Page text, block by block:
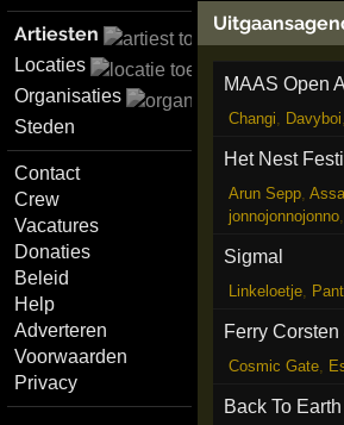
Artiesten
Locaties
Organisaties
Steden
Contact
Crew
Vacatures
Donaties
Beleid
Help
Adverteren
Voorwaarden
Privacy
MAAS Open
Changi Davyboi
Het Nest
Arun Sepp,
jonnojonnojonno,
Sigmal
Linkeloetje,
Ferry
Cosmic Gate,
Back To Earth